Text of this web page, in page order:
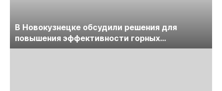
В Новокузнецке обсудили решения для
повышения эффективности горных
предприятий